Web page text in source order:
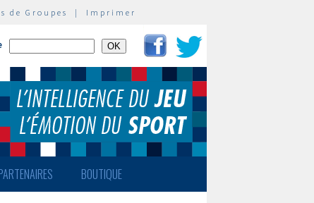
de Groupes | Imprimer
BOUTIQUE